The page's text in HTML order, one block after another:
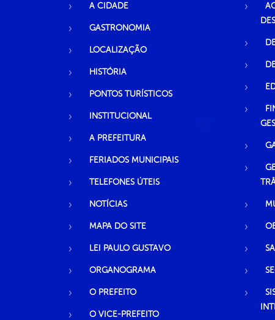
A CIDADE
GASTRONOMIA
LOCALIZAÇÃO
HISTÓRIA
PONTOS TURÍSTICOS
INSTITUCIONAL
A PREFEITURA
FERIADOS MUNICIPAIS
TELEFONES ÚTEIS
NOTÍCIAS
MAPA DO SITE
LEI PAULO GUSTAVO
ORGANOGRAMA
O PREFEITO
O VICE-PREFEITO